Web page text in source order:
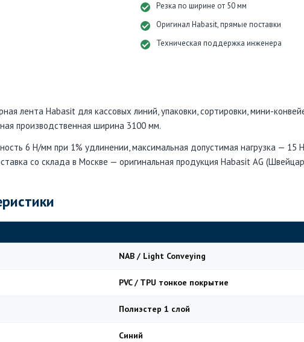
Резка по ширине от 50 мм
Оригинал Habasit, прямые поставки
Техническая поддержка инженера
лента Habasit для кассовых линий, упаковки, сортировки, мини-
производственная ширина 3100 мм.
6 Н/мм при 1% удлинении, максимальная допустимая нагрузка — 15
со склада в Москве — оригинальная продукция Habasit AG
NAB / Light Conveying
PVC / TPU тонкое покрытие
Полиэстер 1 слой
Синий